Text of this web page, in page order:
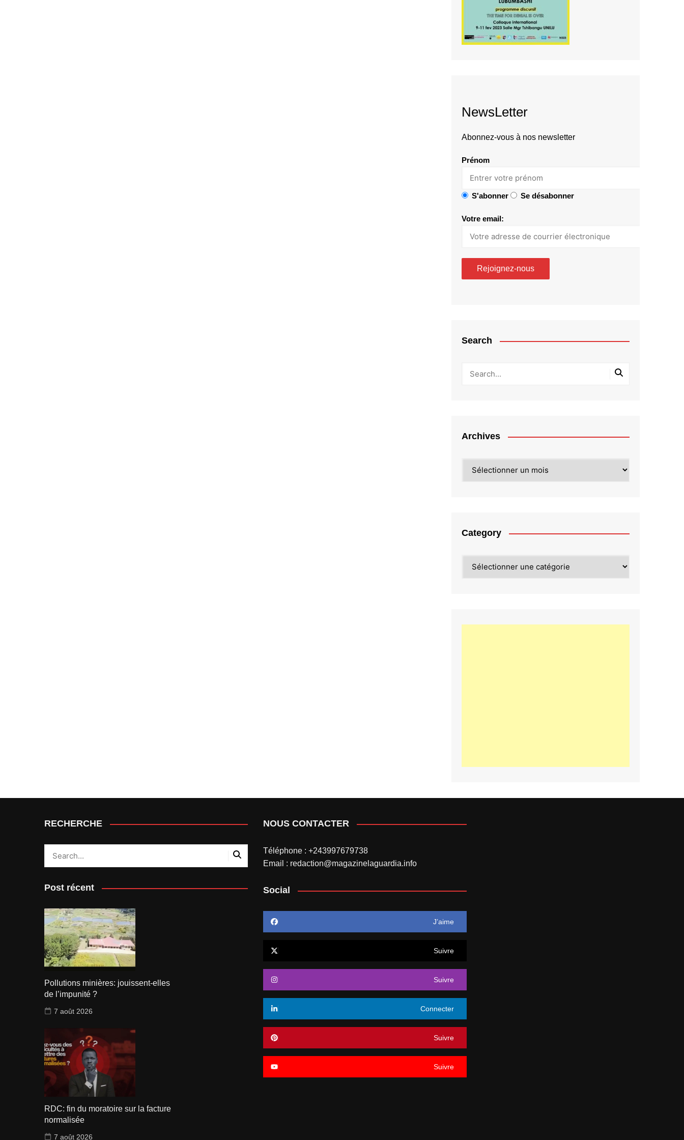
NewsLetter
Abonnez-vous à nos newsletter
Prénom
S'abonner Se désabonner
Votre email:
Search
Archives
Category
RECHERCHE
Post récent
Pollutions minières: jouissent-elles
de l’impunité ?
7 août 2026
RDC: fin du moratoire sur la facture
normalisée
7 août 2026
NOUS CONTACTER
Téléphone : +243997679738
Email : redaction@magazinelaguardia.info
Social
J’aime
Suivre
Suivre
Connecter
Suivre
Suivre